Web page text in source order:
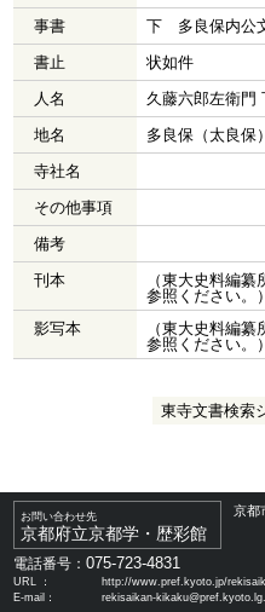
事書
下 多良保内公
書止
状如件
人名
久藤六郎左衛門
地名
多良保（太良保
寺社名
その他事項
備考
刊本
（東大史料編
参照ください。）
影写本
（東大史料編
参照ください。）
東寺文書検索
お問い合わせ先
京都府立京都学・歴彩館
京都
電話番号：075-723-4831
URL ：
http://www.pref.kyoto.jp/
E-mail：
rekisaikan-